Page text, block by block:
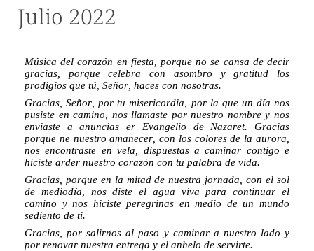
Julio 2022
Música del corazón en fiesta, porque no se cansa de decir
gracias, porque celebra con asombro y gratitud los
prodigios que tú, Señor, haces con nosotras.
Gracias, Señor, por tu misericordia, por la que un día nos
pusiste en camino, nos llamaste por nuestro nombre y nos
enviaste a anuncias er Evangelio de Nazaret. Gracias
porque ne nuestro amanecer, con los colores de la aurora,
nos encontraste en vela, dispuestas a caminar contigo e
hiciste arder nuestro corazón con tu palabra de vida.
Gracias, porque en la mitad de nuestra jornada, con el sol
de mediodía, nos diste el agua viva para continuar el
camino y nos hiciste peregrinas en medio de un mundo
sediento de ti.
Gracias, por salirnos al paso y caminar a nuestro lado y
por renovar nuestra entrega y el anhelo de servirte.